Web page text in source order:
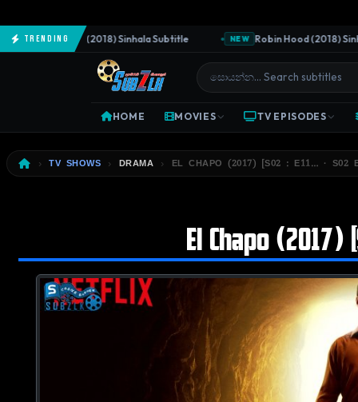
Trending
The Predator (2018) Sinhala Subtitle NEW Robin Hood (2018)
HOME MOVIES TV EPISODES
TV SHOWS DRAMA EL CHAPO (2017) [S02 : E11… · S02
El Chapo (2017)